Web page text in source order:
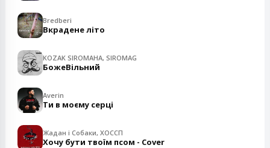
Bredberi
Вкрадене літо
KOZAK SIROMAHA, SIROMAG
БожеВільний
Averin
Ти в моєму серці
Жадан і Собаки, ХОССП
Хочу бути твоїм псом - Cover